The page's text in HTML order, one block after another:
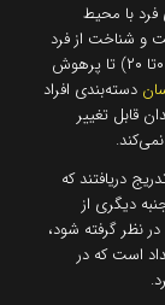
فرد با محیط
و شناخت از فرد
سیطره داشته است و طیف هوش بهر از کانا (هوش‌بهر ۰تا ۲۰) تا پرهوش
دسته‌بندی افراد
قابل تغییر
دریافتند که
دیگری از
نظر گرفته شود،
است که در